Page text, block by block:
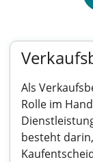
Als
Rolle im
besteht